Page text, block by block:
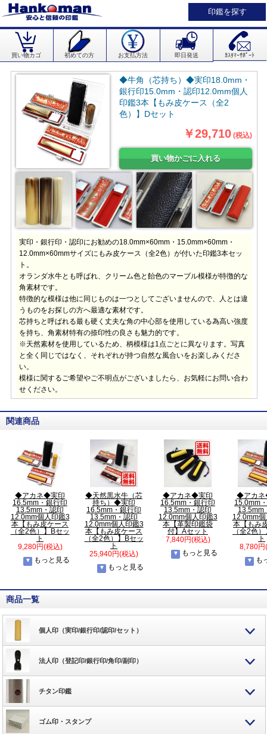
印鑑を探す
買い物カゴ 初めての方 お支払方法 即日発送 ｶｽﾀﾏｰｻﾎﾟｰﾄ
◆牛角（芯持ち）◆実印18.0mm・
銀行印15.0mm・認印12.0mm個人
印鑑3本【もみ皮ケース（全2
色）】Dセット
￥29,710 (税込)
実印・銀行印・認印にお勧めの18.0mm×60mm・15.0mm×60mm・
12.0mm×60mmサイズにもみ皮ケース（全2色）が付いた印鑑3本セッ
ト。
オランダ水牛とも呼ばれ、クリーム色と飴色のマーブル模様が特徴的な
角素材です。
特徴的な模様は他に同じものは一つとしてございませんので、人とは違
うものをお探しの方へ最適な素材です。
芯持ちと呼ばれる最も硬く丈夫な角の中心部を使用している為高い強度
を持ち、角素材特有の捺印性の良さも魅力的です。
※天然素材を使用しているため、柄模様は1点ごとに異なります。写真
と全く同じではなく、それぞれが持つ自然な風合いをお楽しみくださ
い。
模様に関するご希望やご不明点がございましたら、お気軽にお問い合わ
せください。
関連商品
◆アカネ◆実印
16.5mm・銀行印
13.5mm・認印
12.0mm個人印鑑3
本【もみ皮ケース
（全2色）】Bセッ
ト
9,280円(税込)
もっと見る
◆天然黒水牛（芯
持ち）◆実印
16.5mm・銀行印
13.5mm・認印
12.0mm個人印鑑3
本【もみ皮ケース
（全2色）】Bセッ
ト
25,940円(税込)
もっと見る
◆アカネ◆実印
16.5mm・銀行印
13.5mm・認印
12.0mm個人印鑑3
本【革製印鑑袋
付】Aセット
7,840円(税込)
もっと見る
◆アカ
15.0mm
13.5mm
12.0mm
本【もみ
（全2色
ト
8,780円
も
商品一覧
個人印（実印/銀行印/認印/セット）
法人印（登記印/銀行印/角印/副印）
チタン印鑑
ゴム印・スタンプ